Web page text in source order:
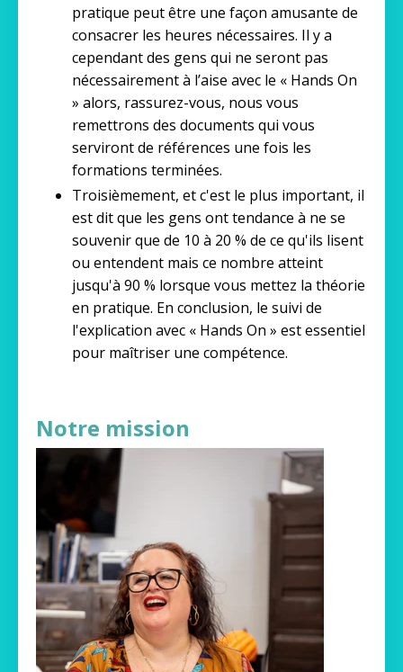
pratique peut être une façon amusante de
consacrer les heures nécessaires. Il y a
cependant des gens qui ne seront pas
nécessairement à l’aise avec le « Hands On
» alors, rassurez-vous, nous vous
remettrons des documents qui vous
serviront de références une fois les
formations terminées.
Troisièmement, et c'est le plus important, il
est dit que les gens ont tendance à ne se
souvenir que de 10 à 20 % de ce qu'ils lisent
ou entendent mais ce nombre atteint
jusqu'à 90 % lorsque vous mettez la théorie
en pratique. En conclusion, le suivi de
l'explication avec « Hands On » est essentiel
pour maîtriser une compétence.
Notre mission